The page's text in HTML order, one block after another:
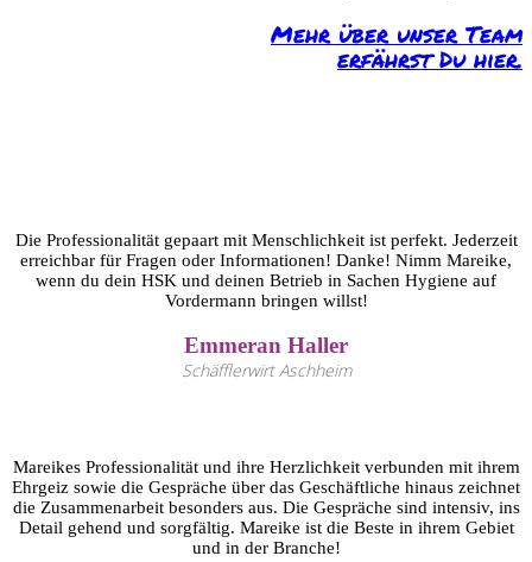
Mehr über unser Team
erfährst Du hier.
Die Professionalität gepaart mit Menschlichkeit ist perfekt. Jederzeit
erreichbar für Fragen oder Informationen! Danke! Nimm Mareike,
wenn du dein HSK und deinen Betrieb in Sachen Hygiene auf
Vordermann bringen willst!
Emmeran Haller
Schäfflerwirt Aschheim
Mareikes Professionalität und ihre Herzlichkeit verbunden mit ihrem
Ehrgeiz sowie die Gespräche über das Geschäftliche hinaus zeichnet
die Zusammenarbeit besonders aus. Die Gespräche sind intensiv, ins
Detail gehend und sorgfältig. Mareike ist die Beste in ihrem Gebiet
und in der Branche!